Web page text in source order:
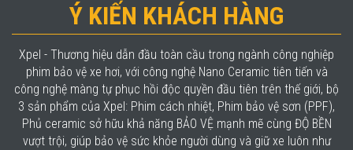
Ý KIẾN KHÁCH HÀNG
Xpel - Thương hiệu dẫn đầu toàn cầu trong ngành công nghiệp
phim bảo vệ xe hơi, với công nghệ Nano Ceramic tiên tiến và
công nghệ màng tự phục hồi độc quyền đầu tiên trên thế giới, bộ
3 sản phẩm của Xpel: Phim cách nhiệt, Phim bảo vệ sơn (PPF),
Phủ ceramic sở hữu khả năng BẢO VỆ mạnh mẽ cùng ĐỘ BỀN
vượt trội, giúp bảo vệ sức khỏe người dùng và giữ xe luôn như